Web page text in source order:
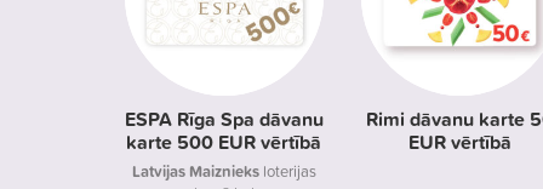
ESPA Rīga Spa dāvanu
karte 500 EUR vērtībā
Latvijas Maiznieksloterijas
Rimi dāvanu karte
EUR vērtībā